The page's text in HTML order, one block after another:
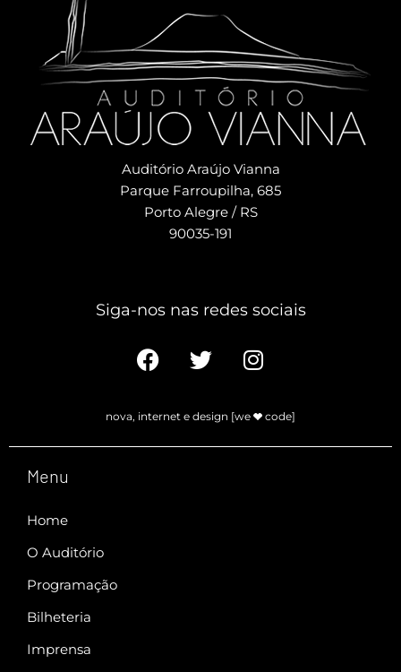
Auditório Araújo Vianna
Parque Farroupilha, 685
Porto Alegre / RS
90035-191
Siga-nos nas redes sociais​
nova, internet e design [we code]
Menu
Home
O Auditório
Programação
Bilheteria
Imprensa